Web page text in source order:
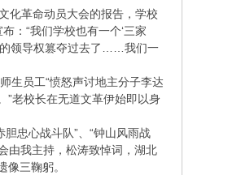
化革命动员大会的报告，学校
：“我们学校也有一个‘三家
的领导权篡夺过去了……我们一
生员工“愤怒声讨地主分子李达
”老校长在无道文革伊始即以身
忠心战斗队”、“钟山风雨战
由我主持，松涛致悼词，湖北
三鞠躬。